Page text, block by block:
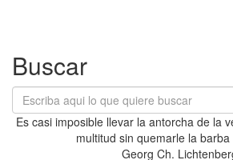
Buscar
Es casi imposible llevar la antorcha de la
multitud sin quemarle la
Georg Ch.